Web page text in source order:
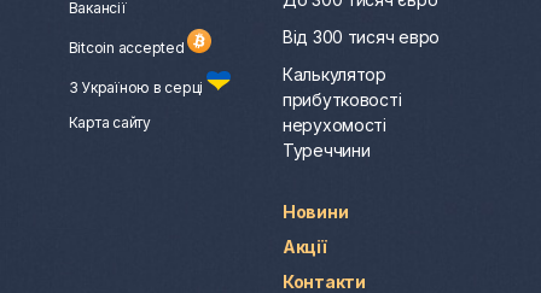
Вакансії
Bitcoin accepted
З Україною в серці
Карта сайту
Від 300 тисяч евро
Калькулятор
прибутковості
нерухомості
Туреччини
Новини
Акції
Контакти